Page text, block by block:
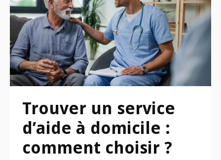
Trouver un service
d’aide à domicile :
comment choisir ?